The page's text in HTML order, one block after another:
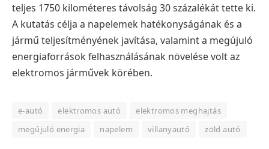
teljes 1750 kilométeres távolság 30 százalékát tette ki.
A kutatás célja a napelemek hatékonyságának és a
jármű teljesítményének javítása, valamint a megújuló
energiaforrások felhasználásának növelése volt az
elektromos járművek körében.
e-autó elektromos autó
elektromos meghajtás
megújuló energia
napelem villanyautó zöld autó